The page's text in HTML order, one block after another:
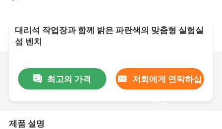
대리석 작업장과 함께 밝은 파란색의 맞춤형 실험실
섬 벤치
최고의 가격 저희에게 연락하십
시오
제품 설명